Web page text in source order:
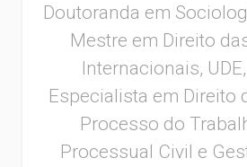
Doutoranda em
Mestre em Direito
Internacionais,
Especialista em Direito
Processo do
Processual Civil e